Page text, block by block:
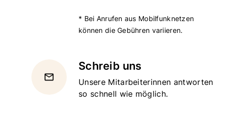
* Bei Anrufen aus Mobilfunknetzen
können die Gebühren variieren.
email
Schreib uns
Unsere Mitarbeiterinnen antworten
so schnell wie möglich.